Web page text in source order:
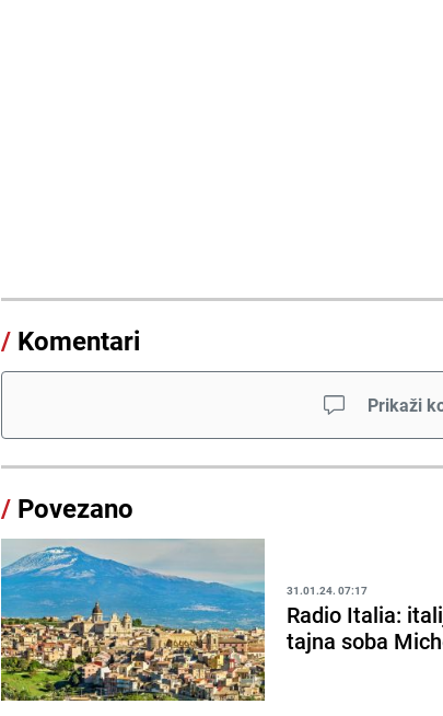
/ Komentari
Prikaži
/ Povezano
31.01.24. 07:17
Radio Italia:
tajna soba